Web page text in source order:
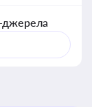
джерела